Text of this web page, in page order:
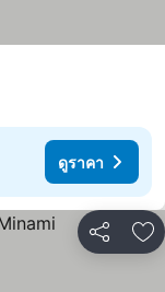
ดูราคา
แชร์ เ